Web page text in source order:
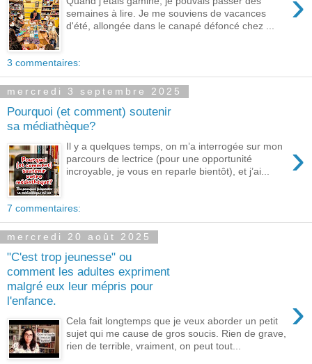
semaines à lire. Je me souviens de vacances
d'été, allongée dans le canapé défoncé chez ...
3 commentaires:
mercredi 3 septembre 2025
Pourquoi (et comment) soutenir
sa médiathèque?
›
Il y a quelques temps, on m’a interrogée sur mon
parcours de lectrice (pour une opportunité
incroyable, je vous en reparle bientôt), et j’ai...
7 commentaires:
mercredi 20 août 2025
"C'est trop jeunesse" ou
comment les adultes expriment
malgré eux leur mépris pour
l'enfance.
›
Cela fait longtemps que je veux aborder un petit
sujet qui me cause de gros soucis. Rien de grave,
rien de terrible, vraiment, on peut tout...